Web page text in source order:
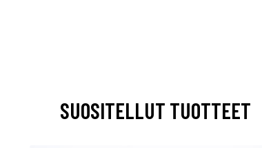
SUOSITELLUT TUOTTEET